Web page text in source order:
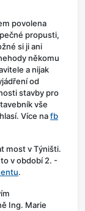
povolena
propusti,
si ji ani
někomu
a nijak
od
stavby pro
vše
Více nafb
most v Týništi.
to v období 2. -
.
Ing. Marie